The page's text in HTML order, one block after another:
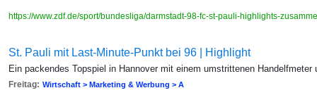
https://www.zdf.de/sport/bundesliga/darmstadt-98-fc-st-pauli-highlights-
St. Pauli mit Last-Minute-Punkt bei 96 | Highlight
Ein packendes Topspiel in Hannover mit einem umstrittenen
Freitag: Wirtschaft > Marketing & Werbung > A